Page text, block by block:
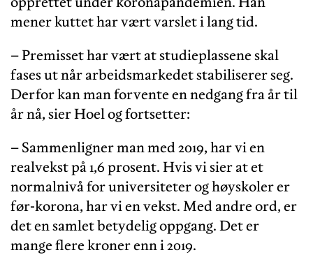
mener kuttet har vært varslet i lang tid.
– Premisset har vært at studieplassene skal
fases ut når arbeidsmarkedet stabiliserer seg.
Derfor kan man forvente en nedgang fra år til
år nå, sier Hoel og fortsetter:
– Sammenligner man med 2019, har vi en
realvekst på 1,6 prosent. Hvis vi sier at et
normalnivå for universiteter og høyskoler er
før-korona, har vi en vekst. Med andre ord, er
det en samlet betydelig oppgang. Det er
mange flere kroner enn i 2019.